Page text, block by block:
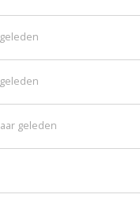
geleden